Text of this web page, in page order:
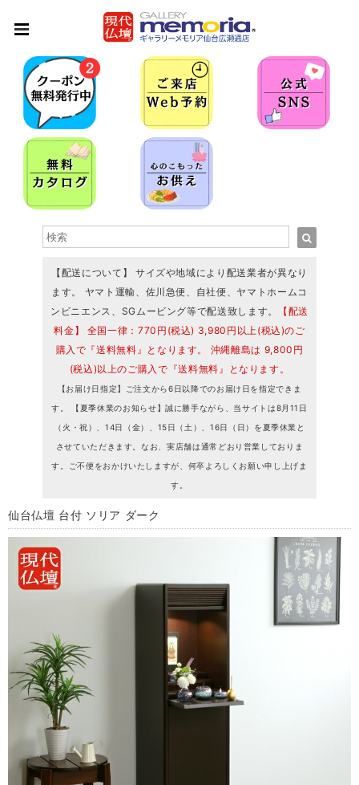
【配送について】 サイズや地域により配送業者が異なり
ます。 ヤマト運輸、佐川急便、自社便、ヤマトホームコ
ンビニエンス、SGムービング等で配送致します。
【配送
料金】 全国一律：770円(税込) 3,980円以上(税込)のご
購入で『送料無料』となります。 沖縄離島は 9,800円
(税込)以上のご購入で『送料無料』となります。
【お届け日指定】ご注文から6日以降でのお届け日を指定できま
す。 【夏季休業のお知らせ】誠に勝手ながら、当サイトは8月11日
（火・祝）、14日（金）、15日（土）、16日（日）を夏季休業と
させていただきます。なお、実店舗は通常どおり営業しておりま
す。ご不便をおかけいたしますが、何卒よろしくお願い申し上げま
す。
仙台仏壇 台付 ソリア ダーク